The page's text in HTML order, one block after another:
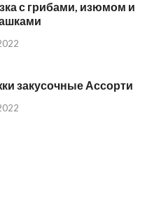
с грибами, изюмом и
закусочные Ассорти